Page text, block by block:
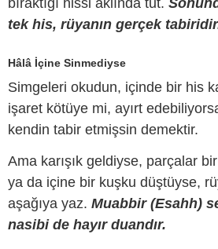
bıraktığı hissi aklında tut.
tek his, rüyanın gerçek
Hâlâ İçine Sinmediyse
Simgeleri okudun, içinde bir his
işaret kötüye mi, ayırt
kendin tabir etmişsin demektir.
Ama karışık geldiyse, parçalar
ya da içine bir kuşku düştüyse,
aşağıya yaz. Muabbir (Esahh)
nasibi de hayır duandır.